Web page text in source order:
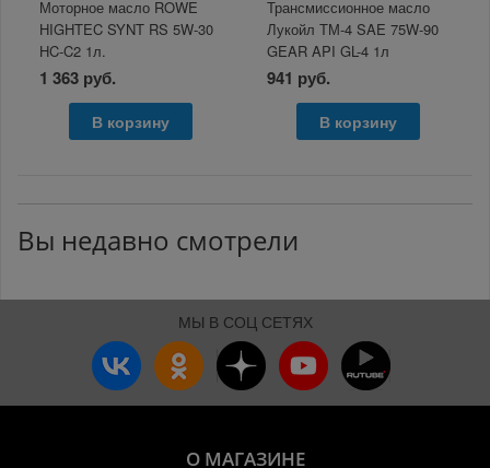
Моторное масло ROWE
HIGHTEC SYNT RS 5W-30
HC-C2 1л.
1 363 руб.
В корзину
Трансмиссионное масло
Лукойл ТМ-4 SAE 75W-90
GEAR API GL-4 1л
941 руб.
В корзину
Вы недавно смотрели
МЫ В СОЦ СЕТЯХ
О МАГАЗИНЕ